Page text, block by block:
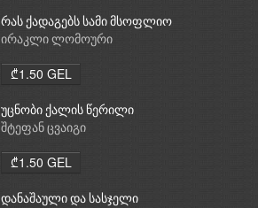
რას ქადაგებს სამი მსოფლიო
რელიგია: ბუდიზმი,
ირაკლი ლომოური
₾1.50 GEL
უცნობი ქალის წერილი
შტეფან ცვაიგი
₾1.50 GEL
დანაშაული და სასჯელი